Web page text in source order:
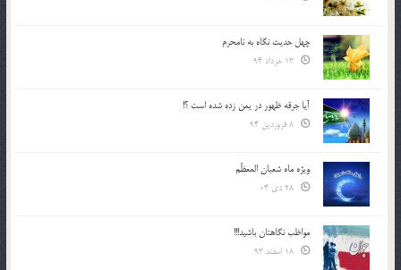
چهل حدیث نگاه به نامحرم
آیا جرقه ظهور در یمن زده شده است ؟!
ویژه ماه شعبان المعظّم
مواظب نگاهتان باشید!!!